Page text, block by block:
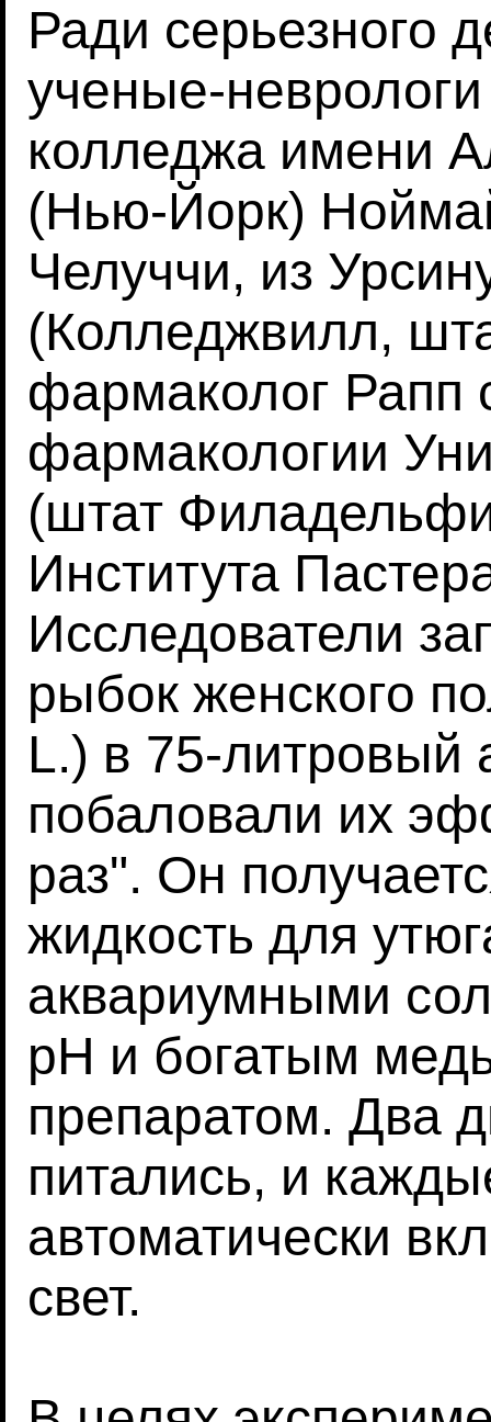
Ради серьезного
ученые-
колледжа имени
(Нью-Йорк)
Челуччи, из
(Колледжвилл,
фармаколог Рапп
фармакологии
(штат
Института
Исследователи
рыбок женского
L.) в 75-литровый
побаловали их
раз". Он
жидкость для
аквариумными
pH и богатым
препаратом. Два
питались, и
автоматически
свет.